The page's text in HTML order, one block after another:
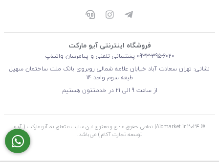
فروشگاه اینترنتی آیو مارکت
0933-395-6020 پشتیبانی تلفنی و پیامرسان واتساپ
نشانی: تهران سعادت آباد خیابان علامه شمالی روبروی بانک ملت ساختمان سهیل
طبقه سوم واحد 14
از ساعت 9 الی 21 در خدمتتون هستیم
© 2024 Aiomarket.ir| تمامی حقوق مادی و معنوی این سایت متعلق به آیو مارکت ( آریو
توسعه تجارت آکام ) می‌باشد.